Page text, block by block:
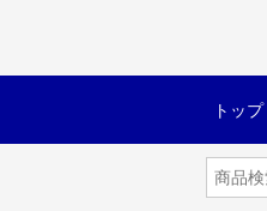
トップ